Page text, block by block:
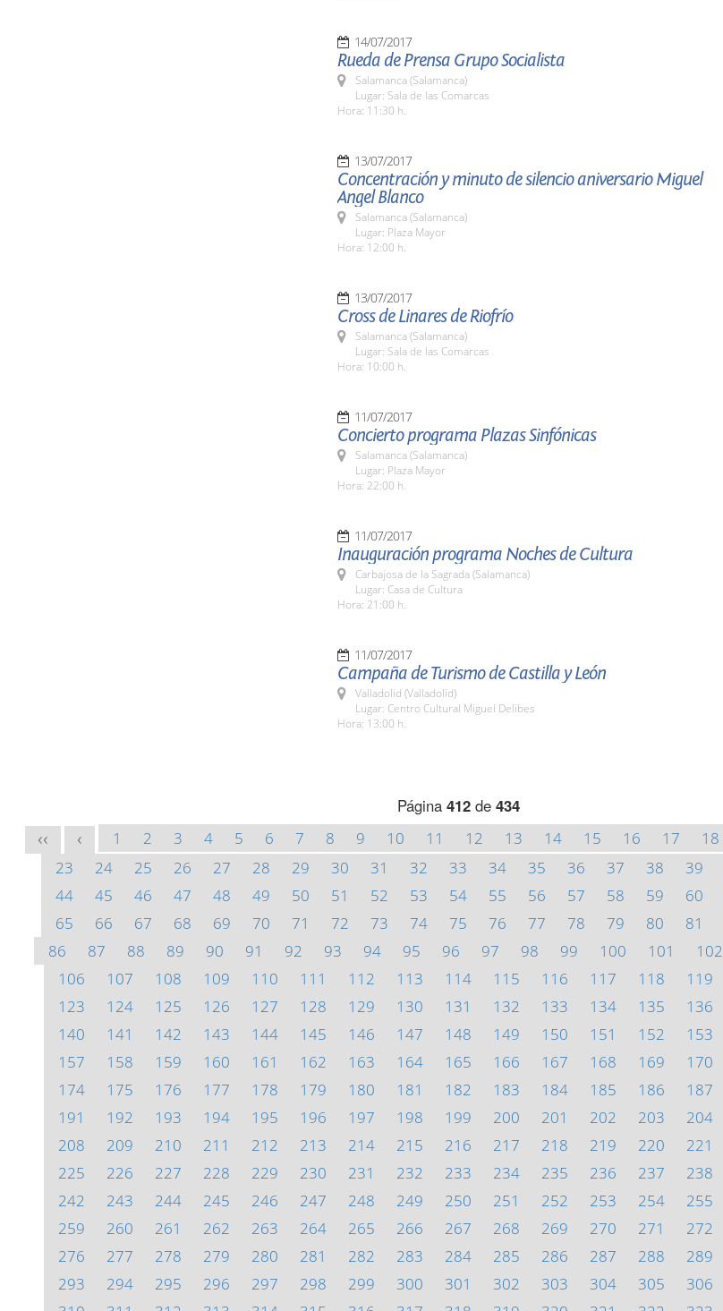
14/07/2017
Rueda de Prensa Grupo Socialista
Salamanca (Salamanca)
Lugar: Sala de las Comarcas
Hora: 11:30 h.
13/07/2017
Concentración y minuto de silencio aniversario Miguel
Angel Blanco
Salamanca (Salamanca)
Lugar: Plaza Mayor
Hora: 12:00 h.
13/07/2017
Cross de Linares de Riofrío
Salamanca (Salamanca)
Lugar: Sala de las Comarcas
Hora: 10:00 h.
11/07/2017
Concierto programa Plazas Sinfónicas
Salamanca (Salamanca)
Lugar: Plaza Mayor
Hora: 22:00 h.
11/07/2017
Inauguración programa Noches de Cultura
Carbajosa de la Sagrada (Salamanca)
Lugar: Casa de Cultura
Hora: 21:00 h.
11/07/2017
Campaña de Turismo de Castilla y León
Valladolid (Valladolid)
Lugar: Centro Cultural Miguel Delibes
Hora: 13:00 h.
Página 412de 434
<< < 1 2 3 4 5 6 7 8 9 10 11 12 13 14 15 16 17 18
23
24 25 26 27 28 29 30 31 32 33 34 35 36 37 38 39
44
45 46 47 48 49 50 51 52 53 54 55 56 57 58 59 60
65
66 67 68 69 70 71 72 73 74 75 76 77 78 79 80 81
86
87 88 89 90 91 92 93 94 95 96 97 98 99 100 101 102
106
107 108 109 110 111 112 113 114 115 116 117 118 119
123
124 125 126 127 128 129 130 131 132 133 134 135 136
140
141 142 143 144 145 146 147 148 149 150 151 152 153
157
158 159 160 161 162 163 164 165 166 167 168 169 170
174
175 176 177 178 179 180 181 182 183 184 185 186 187
191
192 193 194 195 196 197 198 199 200 201 202 203 204
208
209 210 211 212 213 214 215 216 217 218 219 220 221
225
226 227 228 229 230 231 232 233 234 235 236 237 238
242
243 244 245 246 247 248 249 250 251 252 253 254 255
259
260 261 262 263 264 265 266 267 268 269 270 271 272
276
277 278 279 280 281 282 283 284 285 286 287 288 289
293
294 295 296 297 298 299 300 301 302 303 304 305 306